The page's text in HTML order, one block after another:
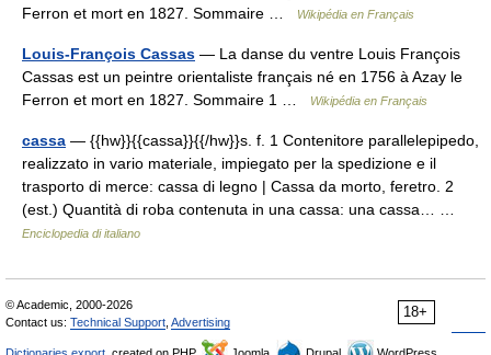
Ferron et mort en 1827. Sommaire …
Wikipédia en Français
Louis-François Cassas — La danse du ventre Louis François
Cassas est un peintre orientaliste français né en 1756 à Azay le
Ferron et mort en 1827. Sommaire 1 …
Wikipédia en Français
cassa — {{hw}}{{cassa}}{{/hw}}s. f. 1 Contenitore parallelepipedo,
realizzato in vario materiale, impiegato per la spedizione e il
trasporto di merce: cassa di legno | Cassa da morto, feretro. 2
(est.) Quantità di roba contenuta in una cassa: una cassa… …
Enciclopedia di italiano
18+
© Academic, 2000-2026
Contact us: Technical Support Advertising